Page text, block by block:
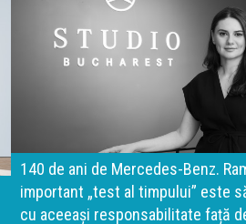
Benz. Ramona Pîrlog: Cel mai
este să inovăm constant, dar
față de oameni, siguranță și